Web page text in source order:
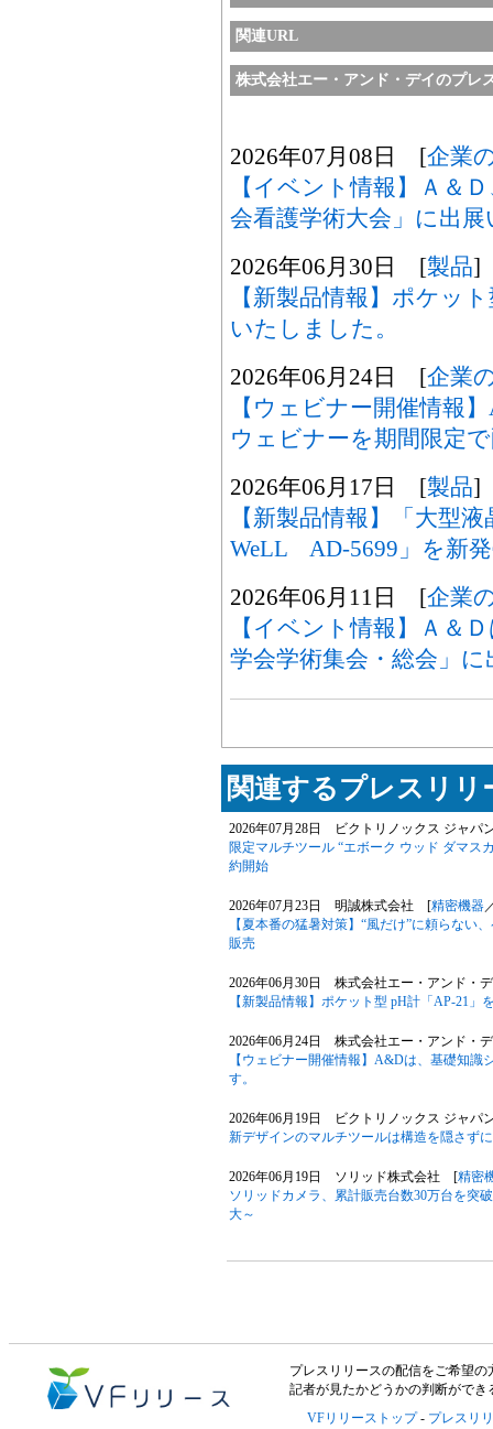
関連URL
株式会社エー・アンド・デイのプレ
2026年07月08日 [企業
【イベント情報】Ａ＆
会看護学術大会」に出
2026年06月30日 [製品]
【新製品情報】ポケッ
いたしました。
2026年06月24日 [企業
【ウェビナー開催情報
ウェビナーを期間限定
2026年06月17日 [製品]
【新製品情報】「大型
WeLL AD-5699」を新
2026年06月11日 [企業
【イベント情報】Ａ＆
学会学術集会・総会」
関連するプレスリリ
2026年07月28日 ビクトリノックス ジャ
限定マルチツール “エボーク ウッド ダマ
約開始
2026年07月23日 明誠株式会社 [精密機器
【夏本番の猛暑対策】“風だけ”に頼らない
販売
2026年06月30日 株式会社エー・アンド・
【新製品情報】ポケット型 pH計「AP-21」
2026年06月24日 株式会社エー・アンド・
【ウェビナー開催情報】A&Dは、基礎知
す。
2026年06月19日 ビクトリノックス ジャ
新デザインのマルチツールは構造を隠さず
2026年06月19日 ソリッド株式会社 [精密
ソリッドカメラ、累計販売台数30万台を突
大～
プレスリリースの配信をご希望の
記者が見たかどうかの判断がで
VFリリーストップ- プレスリ